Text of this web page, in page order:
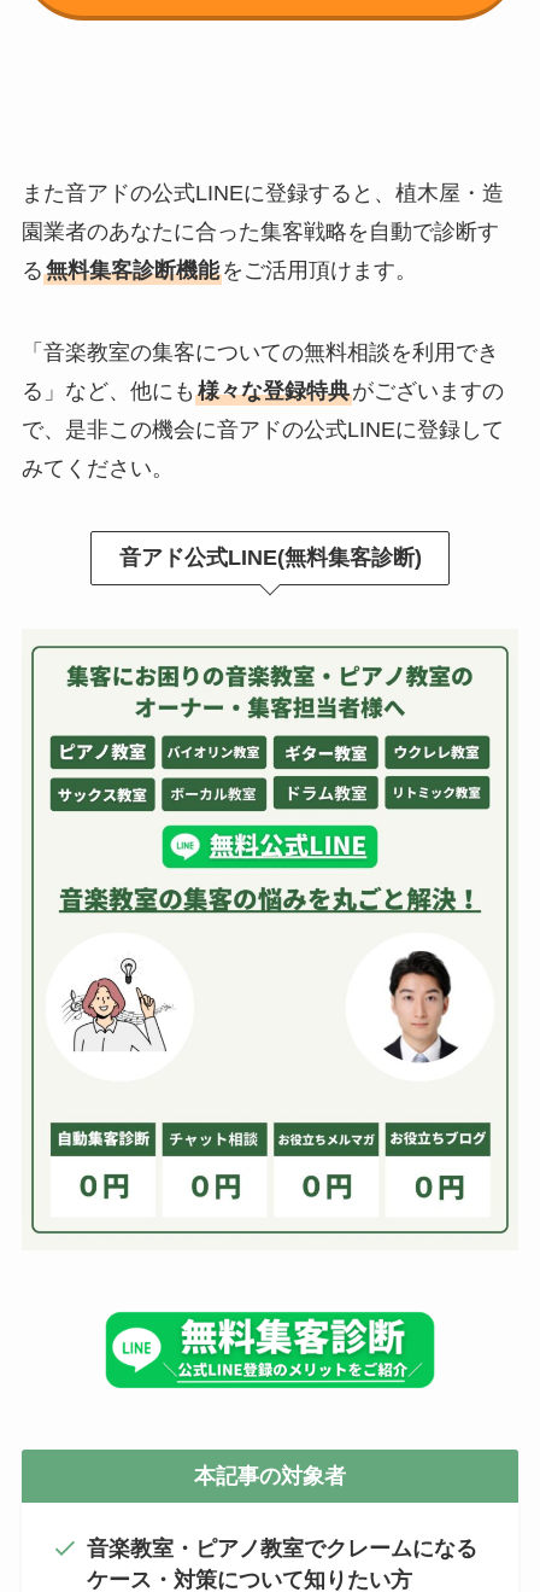
また音アドの公式LINEに登録すると、植木屋・造
園業者のあなたに合った集客戦略を自動で診断す
る無料集客診断機能をご活用頂けます。
「音楽教室の集客についての無料相談を利用でき
る」など、他にも 様々な登録特典がございますの
で、是非この機会に音アドの公式LINEに登録して
みてください。
音アド公式LINE(無料集客診断)
本記事の対象者
音楽教室・ピアノ教室でクレームになる
ケース・対策について知りたい方